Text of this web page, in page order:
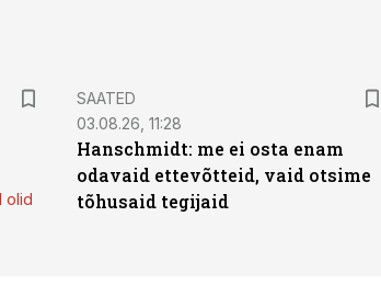
olid
SAATED
03.08.26, 11:28
Hanschmidt: me ei osta enam
odavaid ettevõtteid, vaid otsime
tõhusaid tegijaid